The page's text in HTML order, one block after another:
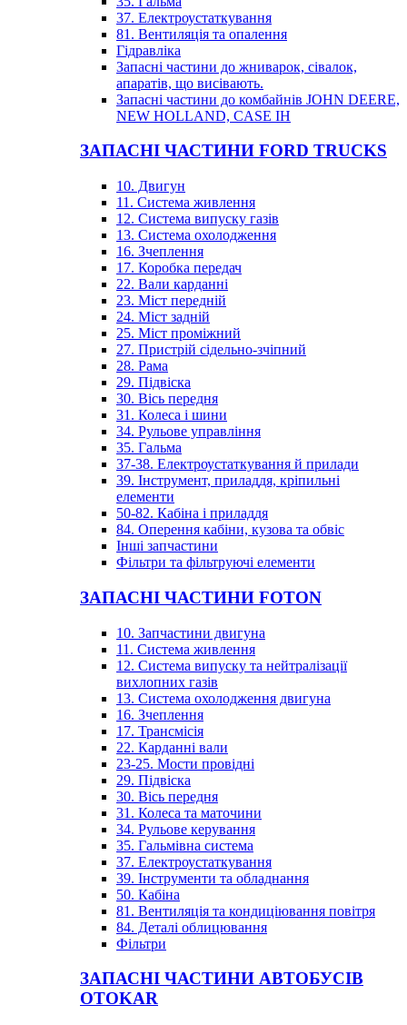
37. Електроустаткування
81. Вентиляція та опалення
Гідравліка
Запасні частини до жниварок, сівалок,
апаратів, що висівають.
Запасні частини до комбайнів JOHN DEERE,
NEW HOLLAND, CASE IH
ЗАПАСНІ ЧАСТИНИ FORD TRUCKS
10. Двигун
11. Система живлення
12. Система випуску газів
13. Система охолодження
16. Зчеплення
17. Коробка передач
22. Вали карданні
23. Міст передній
24. Міст задній
25. Міст проміжний
27. Пристрій сідельно-зчіпний
28. Рама
29. Підвіска
30. Вісь передня
31. Колеса і шини
34. Рульове управління
35. Гальма
37-38. Електроустаткування й прилади
39. Інструмент, приладдя, кріпильні
елементи
50-82. Кабіна і приладдя
84. Оперення кабіни, кузова та обвіс
Інші запчастини
Фільтри та фільтруючі елементи
ЗАПАСНІ ЧАСТИНИ FOTON
10. Запчастини двигуна
11. Система живлення
12. Система випуску та нейтралізації
вихлопних газів
13. Система охолодження двигуна
16. Зчеплення
17. Трансмісія
22. Карданні вали
23-25. Мости провідні
29. Підвіска
30. Вісь передня
31. Колеса та маточини
34. Рульове керування
35. Гальмівна система
37. Електроустаткування
39. Інструменти та обладнання
50. Кабіна
81. Вентиляція та кондиціювання повітря
84. Деталі облицювання
Фільтри
ЗАПАСНІ ЧАСТИНИ АВТОБУСІВ
OTOKAR